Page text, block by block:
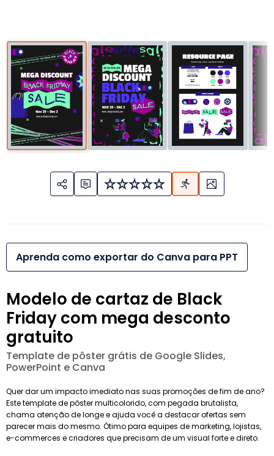
Aprenda como exportar do Canva para PPT
Modelo de cartaz de Black
Friday com mega desconto
gratuito
Template de pôster grátis de Google Slides,
PowerPoint e Canva
Quer dar um impacto imediato nas suas promoções de fim de ano?
Este template de pôster multicolorido, com pegada brutalista,
chama atenção de longe e ajuda você a destacar ofertas sem
parecer mais do mesmo. Ótimo para equipes de marketing, lojistas,
e-commerces e criadores que precisam de um visual forte e direto.